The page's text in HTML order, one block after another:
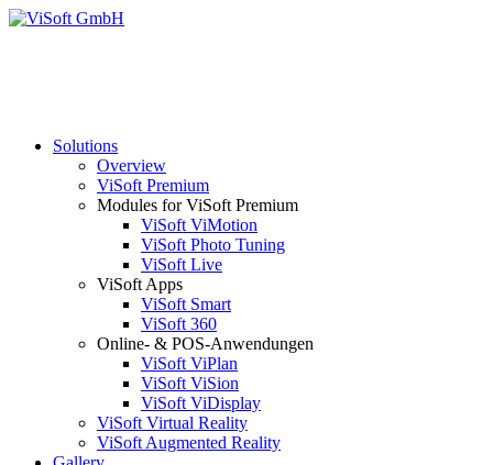
Solutions
Overview
ViSoft Premium
Modules for ViSoft Premium
ViSoft ViMotion
ViSoft Photo Tuning
ViSoft Live
ViSoft Apps
ViSoft Smart
ViSoft 360
Online- & POS-Anwendungen
ViSoft ViPlan
ViSoft ViSion
ViSoft ViDisplay
ViSoft Virtual Reality
ViSoft Augmented Reality